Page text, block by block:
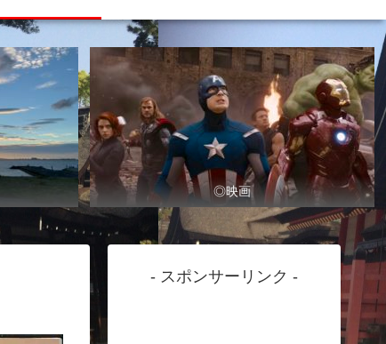
◎映画
- スポンサーリンク -